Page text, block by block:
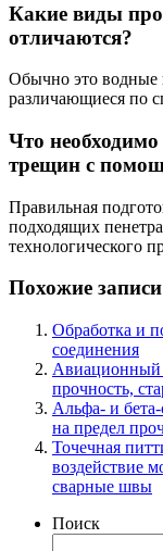
Какие виды
отличаются?
Обычно это водные
различающиеся по
Что
трещин с
Правильная
подходящих
технологического
Похожие
Обработка и
соединения
прочность,
Альфа- и
на предел
Точечная
воздействие
сварные швы
Поиск